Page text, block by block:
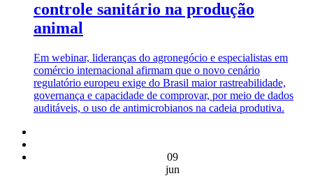
controle sanitário na produção
animal
Em webinar, lideranças do agronegócio e especialistas em
comércio internacional afirmam que o novo cenário
regulatório europeu exige do Brasil maior rastreabilidade,
governança e capacidade de comprovar, por meio de dados
auditáveis, o uso de antimicrobianos na cadeia produtiva.
09
jun